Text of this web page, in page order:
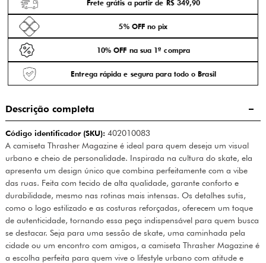
Frete grátis a partir de R$ 349,90
5% OFF no pix
10% OFF na sua 1ª compra
Entrega rápida e segura para todo o Brasil
Descrição completa
Código identificador (SKU):402010083
A camiseta Thrasher Magazine é ideal para quem deseja um visual
urbano e cheio de personalidade. Inspirada na cultura do skate, ela
apresenta um design único que combina perfeitamente com a vibe
das ruas. Feita com tecido de alta qualidade, garante conforto e
durabilidade, mesmo nas rotinas mais intensas. Os detalhes sutis,
como o logo estilizado e as costuras reforçadas, oferecem um toque
de autenticidade, tornando essa peça indispensável para quem busca
se destacar. Seja para uma sessão de skate, uma caminhada pela
cidade ou um encontro com amigos, a camiseta Thrasher Magazine é
a escolha perfeita para quem vive o lifestyle urbano com atitude e